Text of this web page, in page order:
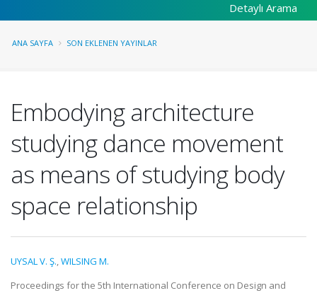
Detaylı Arama
ANA SAYFA SON EKLENEN YAYINLAR
Embodying architecture
studying dance movement
as means of studying body
space relationship
UYSAL V. Ş.,WILSING M.
Proceedings for the 5th International Conference on Design and